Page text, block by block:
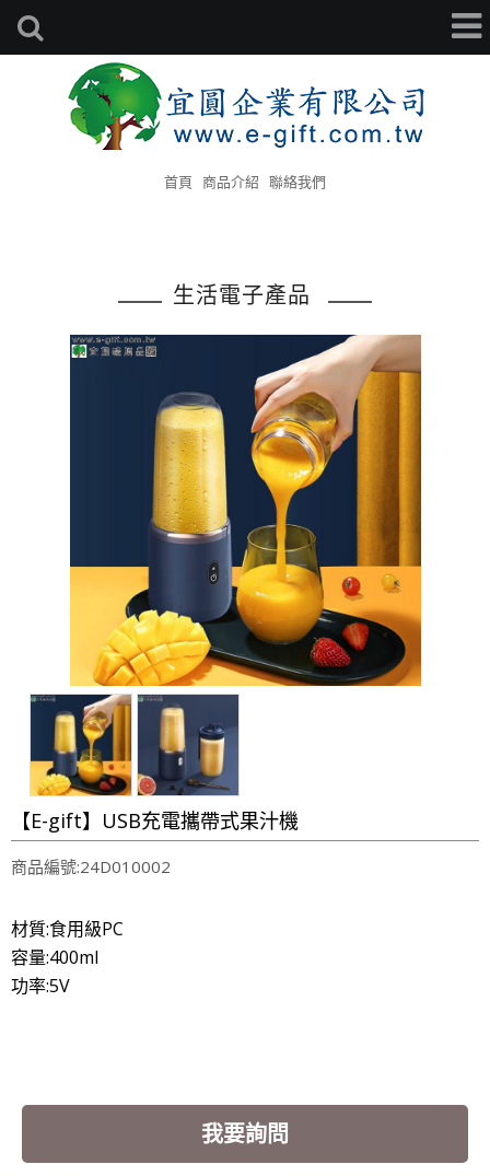
首頁 商品介紹 聯絡我們
生活電子產品
【E-gift】USB充電攜帶式果汁機
商品編號:24D010002
材質:食用級PC
容量:400ml
功率:5V
我要詢問